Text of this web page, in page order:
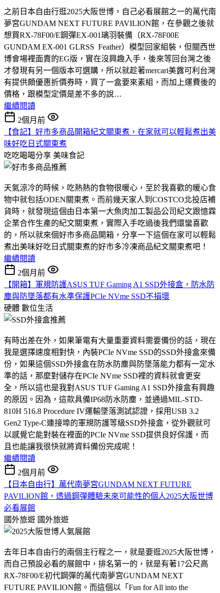
之前日本自由行逛2025大阪世博，自己必看展館之一的萬代南
夢宮GUNDAM NEXT FUTURE PAVILION館，在參觀之後就
想買RX-78F00/E鋼彈EX-001璃羽裝備（RX-78F00E
GUNDAM EX-001 GLRSS Feather）模型回家組裝，但關西世
博會場裡面賣的EG版，實在沒興趣入手，後來等回台灣之後
才發現有另一個版本可選購，所以就趁著mercari美露可利台灣
有提供頗優惠折價券時，買了一盒要來素組，而加上運費後的
價格，跟模型定價是差不多的說…
繼續閱讀
2個月前
【食記】好市多商品開箱紀文關東煮，在家就可以輕鬆煮出美
味好吃日式關東煮
吃吃喝喝分享 美味食記
天氣涼冷的時候，吃熱熱的食物很暖心，至於我喜歡的暖心食
物中就包括ODEN關東煮。而前幾天家人到COSTCO北投店補
貨時，就發現這個由日本第一大魚肉加工製品公司紀文跟憶霖
企業合作生產的紀文關東煮，實際入手吃過後我們還蠻喜歡
的，所以就來個好市多商品開箱，分享一下這個在家可以輕鬆
煮出美味好吃日式關東煮的好市多冷凍商品紀文關東煮吧！
繼續閱讀
2個月前
【開箱】軍規防護ASUS TUF Gaming A1 SSD外接盒，防水防
塵與防墜落都有水準保護PCIe NVme SSD不損壞
硬體 數位生活
有時出差在外，如果筆電有大量重要資料需要備份的話，現在
我是選擇速度相對快，內裝PCIe NVme SSD的SSD外接盒來備
份，如果這個SSD外接盒在防水防塵與防墜落能力都有一定水
準的話，那麼對儲存在PCIe NVme SSD裡的資料就會更安
全，所以這也是我對ASUS TUF Gaming A1 SSD外接盒有興趣
的原因。因為，這款具備IP68防水防塵，並通過MIL-STD-
810H 516.8 Procedure IV運輸墜落測試認證，採用USB 3.2
Gen2 Type-C連接埠的軍規防護等級SSD外接盒，從外觀就可
以感覺它能對裝在裡面的PCIe NVme SSD提供良好保護，而
且也能讓我很快就將資料備份完成呢！
繼續閱讀
2個月前
【日本自由行】萬代南夢宮GUNDAM NEXT FUTURE
PAVILION館，透過鋼彈體驗未來可能性的個人2025大阪世博
必看展館
國外旅遊 國外旅遊
去年日本自由行的兩個主行程之一，就是要逛2025大阪世博，
而自己預設必看的展館中，排名第一的，就是有著17公尺高
RX-78F00/E初代鋼彈的萬代南夢宮GUNDAM NEXT
FUTURE PAVILION館。而這個以「Fun for All into the